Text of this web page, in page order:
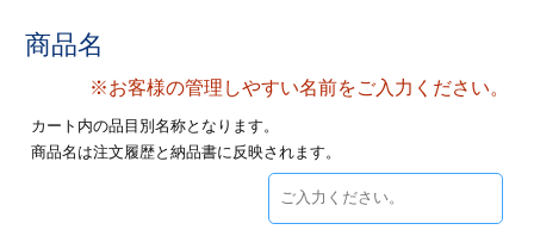
印刷
リーブ印刷
加工
ァイル印刷
商品名
※お客様の管理しやすい名前をご入力ください。
カート内の品目別名称となります。
商品名は注文履歴と納品書に反映されます。